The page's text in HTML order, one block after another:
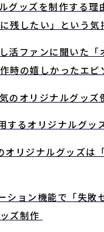
グッズを制作する理
残したい」という気
活ファンに聞いた「
時の嬉しかったエピ
のオリジナルグッズ
するオリジナルグッ
オリジナルグッズは
ション機能で「失敗
ズ制作